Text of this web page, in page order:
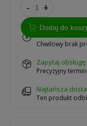
- +
Dodaj do
Chwilowy brak
zapytaj obsługę
Precyzyjny
Najtańsza
Ten produkt